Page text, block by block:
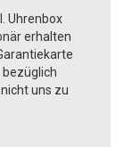
Uhrenbox
erhalten
bezüglich
uns zu